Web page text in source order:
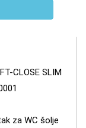
CLOSE SLIM
za WC šolje